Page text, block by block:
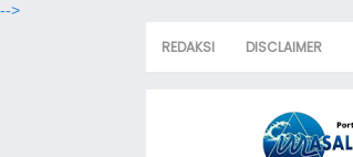
-->
REDAKSI DISCLAIMER